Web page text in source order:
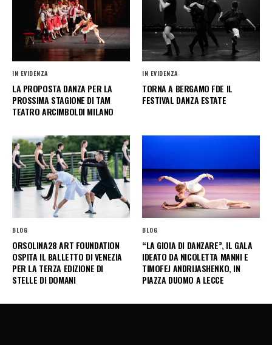
IN EVIDENZA
LA PROPOSTA DANZA PER LA
PROSSIMA STAGIONE DI TAM
TEATRO ARCIMBOLDI MILANO
IN EVIDENZA
TORNA A BERGAMO FDE IL
FESTIVAL DANZA ESTATE
BLOG
ORSOLINA28 ART FOUNDATION
OSPITA IL BALLETTO DI VENEZIA
PER LA TERZA EDIZIONE DI
STELLE DI DOMANI
BLOG
“LA GIOIA DI DANZARE”, IL GALA
IDEATO DA NICOLETTA MANNI E
TIMOFEJ ANDRIJASHENKO, IN
PIAZZA DUOMO A LECCE